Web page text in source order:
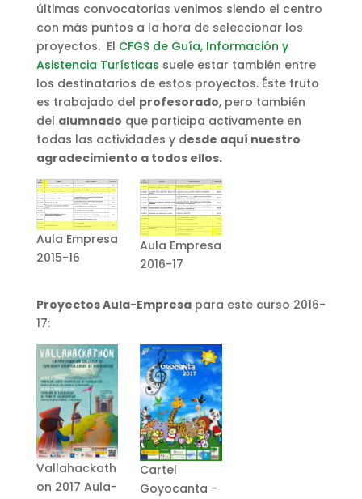
últimas convocatorias venimos siendo el centro
con más puntos a la hora de seleccionar los
proyectos. El CFGS de Guía, Información y
Asistencia Turísticas suele estar también entre
los destinatarios de estos proyectos. Éste fruto
es trabajado del profesorado, pero también
del alumnado que participa activamente en
todas las actividades y desde aquí nuestro
agradecimiento a todos ellos.
Aula Empresa
2015-16
Aula Empresa
2016-17
Proyectos Aula-Empresapara este curso 2016-
17:
Vallahackath
on 2017 Aula-
Cartel
Goyocanta -